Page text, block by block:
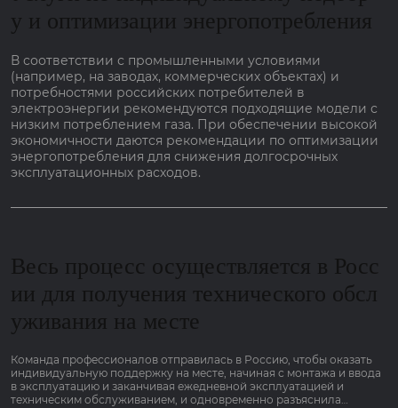
у и оптимизации энергопотребления
В соответствии с промышленными условиями
(например, на заводах, коммерческих объектах) и
потребностями российских потребителей в
электроэнергии рекомендуются подходящие модели с
низким потреблением газа. При обеспечении высокой
экономичности даются рекомендации по оптимизации
энергопотребления для снижения долгосрочных
эксплуатационных расходов.
Весь процесс осуществляется в Росс
ии для получения технического обсл
уживания на месте
Команда профессионалов отправилась в Россию, чтобы оказать
индивидуальную поддержку на месте, начиная с монтажа и ввода
в эксплуатацию и заканчивая ежедневной эксплуатацией и
техническим обслуживанием, и одновременно разъяснила